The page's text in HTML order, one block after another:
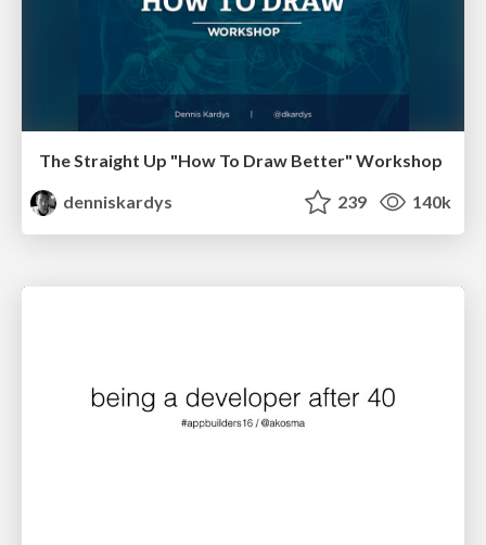
The Straight Up "How To Draw Better" Workshop
denniskardys
239 140k